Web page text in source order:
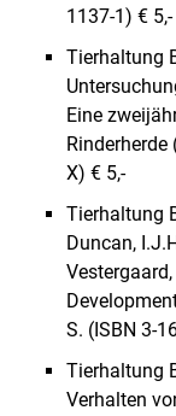
1137-1) € 5,-
Tierhaltung
Eine
Rinderherde
X) € 5,-
Tierhaltung
Duncan,
S. (ISBN 3-
Tierhaltung
Verhalten